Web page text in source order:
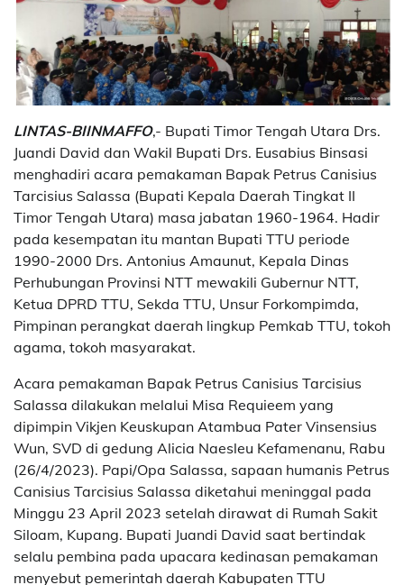
LINTAS-BIINMAFFO,- Bupati Timor Tengah Utara Drs.
Juandi David dan Wakil Bupati Drs. Eusabius Binsasi
menghadiri acara pemakaman Bapak Petrus Canisius
Tarcisius Salassa (Bupati Kepala Daerah Tingkat II
Timor Tengah Utara) masa jabatan 1960-1964. Hadir
pada kesempatan itu mantan Bupati TTU periode
1990-2000 Drs. Antonius Amaunut, Kepala Dinas
Perhubungan Provinsi NTT mewakili Gubernur NTT,
Ketua DPRD TTU, Sekda TTU, Unsur Forkompimda,
Pimpinan perangkat daerah lingkup Pemkab TTU, tokoh
agama, tokoh masyarakat.
Acara pemakaman Bapak Petrus Canisius Tarcisius
Salassa dilakukan melalui Misa Requieem yang
dipimpin Vikjen Keuskupan Atambua Pater Vinsensius
Wun, SVD di gedung Alicia Naesleu Kefamenanu, Rabu
(26/4/2023). Papi/Opa Salassa, sapaan humanis Petrus
Canisius Tarcisius Salassa diketahui meninggal pada
Minggu 23 April 2023 setelah dirawat di Rumah Sakit
Siloam, Kupang. Bupati Juandi David saat bertindak
selalu pembina pada upacara kedinasan pemakaman
menyebut pemerintah daerah Kabupaten TTU